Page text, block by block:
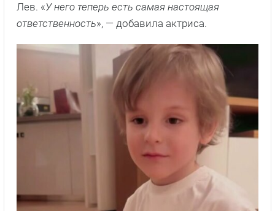
Лев. «У него теперь есть самая настоящая
ответственность», — добавила актриса.